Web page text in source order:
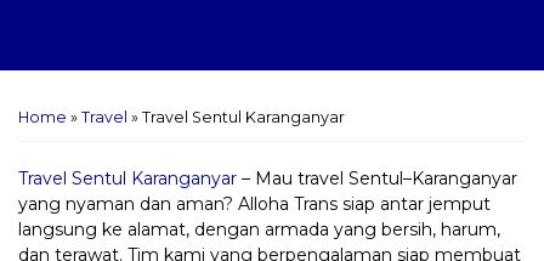
Home » Travel » Travel Sentul Karanganyar
Travel Sentul Karanganyar – Mau travel Sentul–Karanganyar
yang nyaman dan aman? Alloha Trans siap antar jemput
langsung ke alamat, dengan armada yang bersih, harum,
dan terawat. Tim kami yang berpengalaman siap membuat